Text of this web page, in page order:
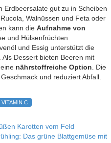
Erdbeersalate gut zu in Scheiben
Walnüssen und Feta oder
kann die Aufnahme von
und Hülsenfrüchten
und Essig unterstützt die
Dessert bieten Beeren mit
nährstoffreiche Option . Die
und reduziert Abfall.
VITAMIN C
Karotten vom Feld
Das grüne Blattgemüse mit